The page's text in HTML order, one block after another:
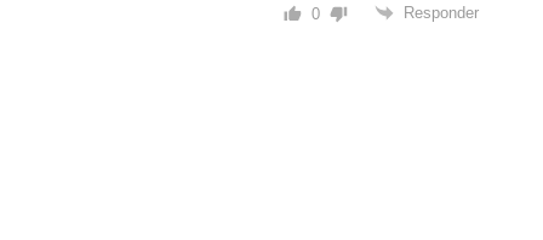
0 Responder